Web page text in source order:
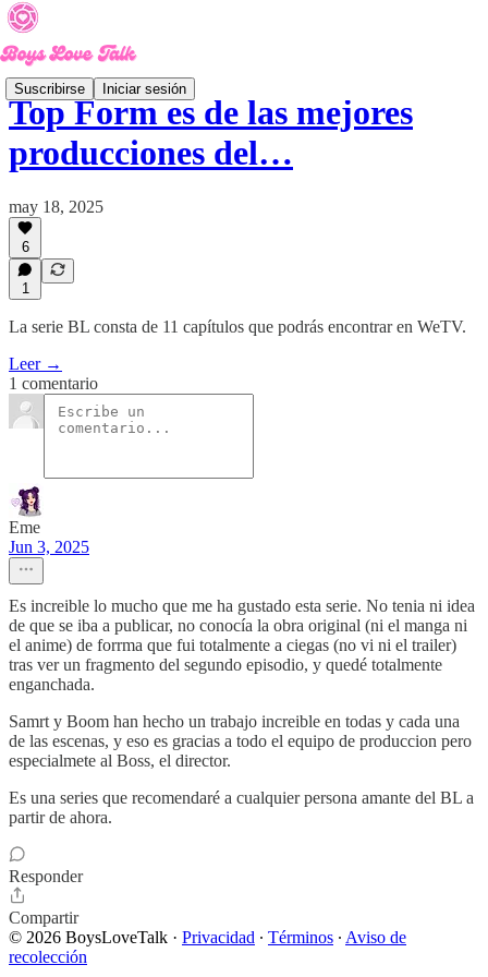
Suscribirse Iniciar sesión
Top Form es de las mejores
producciones del…
may 18, 2025
6
1
La serie BL consta de 11 capítulos que podrás encontrar en WeTV.
Leer →
1 comentario
Eme
Jun 3, 2025
Es increible lo mucho que me ha gustado esta serie. No tenia ni idea
de que se iba a publicar, no conocía la obra original (ni el manga ni
el anime) de forrma que fui totalmente a ciegas (no vi ni el trailer)
tras ver un fragmento del segundo episodio, y quedé totalmente
enganchada.
Samrt y Boom han hecho un trabajo increible en todas y cada una
de las escenas, y eso es gracias a todo el equipo de produccion pero
especialmete al Boss, el director.
Es una series que recomendaré a cualquier persona amante del BL a
partir de ahora.
Responder
Compartir
© 2026 BoysLoveTalk · Privacidad ∙ Términos ∙ Aviso de
recolección